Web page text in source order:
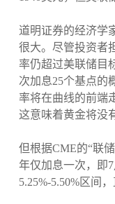
道明证券的经济学
很大。尽管投资者
率仍超过美联储目
次加息25个基点的
率将在曲线的前端
这意味着黄金将没
但根据CME的“联
年仅加息一次，即
5.25%-5.50%区间